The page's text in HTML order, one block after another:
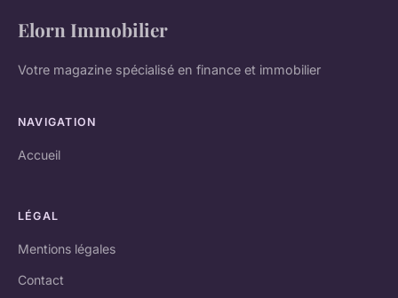
Elorn Immobilier
Votre magazine spécialisé en finance et immobilier
NAVIGATION
Accueil
LÉGAL
Mentions légales
Contact